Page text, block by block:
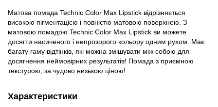
Матова помада Technic Color Max Lipstick відрізняється
високою пігментацією і повністю матовою поверхнею. З
матовою помадою Technic Color Max Lipstick ви можете
досягти насиченого і непрозорого кольору одним рухом. Має
багату гаму відтінків, які можна змішувати між собою для
досягнення неймовірних результатів! Помада з приємною
текстурою, за чудово низькою ціною!
Характеристики